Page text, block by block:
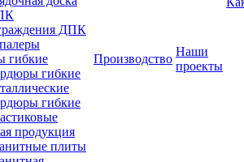
ДПК
гибкие
гибкие
гибкие
продукция
плиты
Производство
Наши
проекты